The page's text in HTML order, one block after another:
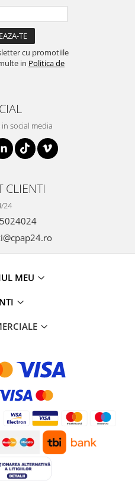
cu promotiile
in Politica de
social media
CLIENTI
24
MEU